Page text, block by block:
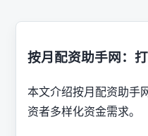
按月配资助手网：
本文介绍按月配资助手
资者多样化资金需求。